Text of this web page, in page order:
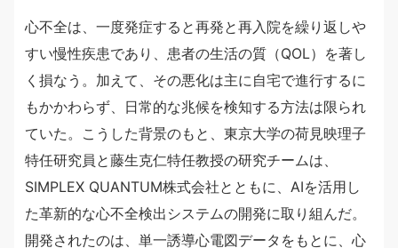
心不全は、一度発症すると再発と再入院を繰り返しや
すい慢性疾患であり、患者の生活の質（QOL）を著し
く損なう。加えて、その悪化は主に自宅で進行するに
もかかわらず、日常的な兆候を検知する方法は限られ
ていた。こうした背景のもと、東京大学の荷見映理子
特任研究員と藤生克仁特任教授の研究チームは、
SIMPLEX QUANTUM株式会社とともに、AIを活用し
た革新的な心不全検出システムの開発に取り組んだ。
開発されたのは、単一誘導心電図データをもとに、心